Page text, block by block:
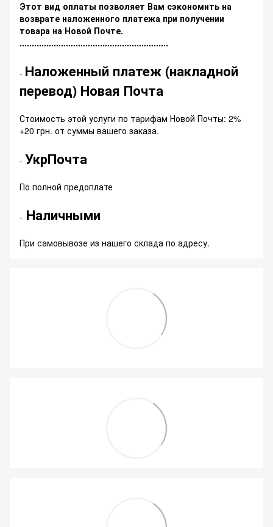
Этот вид оплаты позволяет Вам сэкономить на
возврате наложенного платежа при получении
товара на Новой Почте.
.............................................................
- Наложенный платеж (накладной
перевод) Новая Почта
Стоимость этой услуги по тарифам Новой Почты: 2%
+20 грн. от суммы вашего заказа.
- УкрПочта
По полной предоплате
- Наличными
При самовывозе из нашего склада по адресу.